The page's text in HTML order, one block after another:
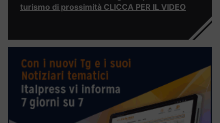
turismo di prossimità CLICCA PER IL VIDEO